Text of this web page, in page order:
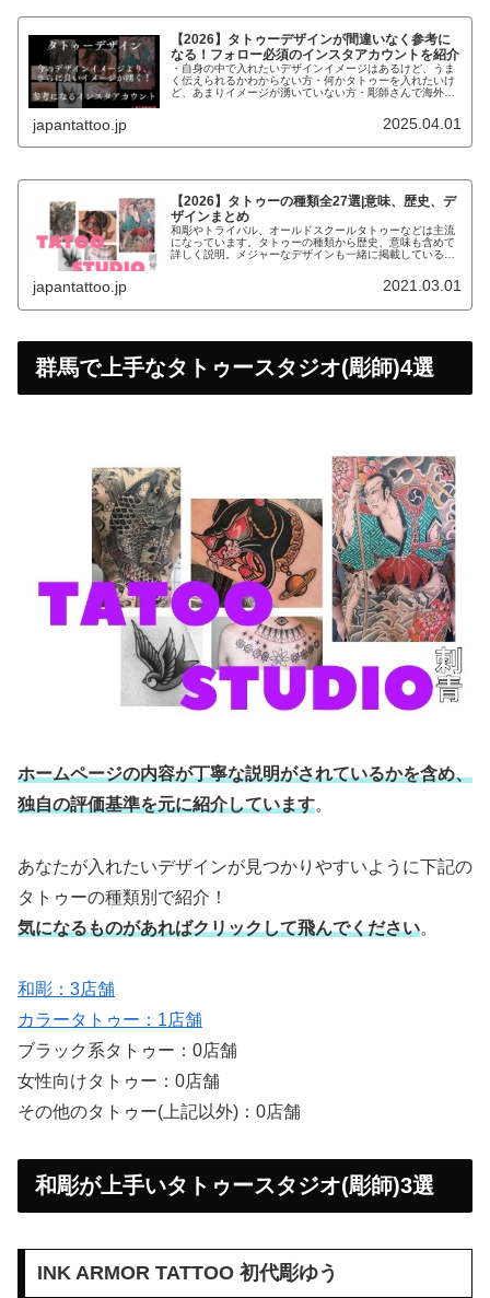
【2026】タトゥーデザインが間違いなく参考に
なる！フォロー必須のインスタアカウントを紹介
・自身の中で入れたいデザインイメージはあるけど、うま
く伝えられるかわからない方・何かタトゥーを入れたいけ
ど、あまりイメージが湧いていない方・彫師さんで海外の
japantattoo.jp 2025.04.01
【2026】タトゥーの種類全27選|意味、歴史、デ
ザインまとめ
和彫やトライバル、オールドスクールタトゥーなどは主流
になっています。タトゥーの種類から歴史、意味も含めて
詳しく説明。メジャーなデザインも一緒に掲載しているの
japantattoo.jp 2021.03.01
群馬で上手なタトゥースタジオ(彫師)4選
ホームページの内容が丁寧な説明がされているかを含め、
独自の評価基準を元に紹介しています。
あなたが入れたいデザインが見つかりやすいように下記の
タトゥーの種類別で紹介！
気になるものがあればクリックして飛んでください。
和彫：3店舗
カラータトゥー：1店舗
ブラック系タトゥー：0店舗
女性向けタトゥー：0店舗
その他のタトゥー(上記以外)：0店舗
和彫が上手いタトゥースタジオ(彫師)3選
INK ARMOR TATTOO 初代彫ゆう